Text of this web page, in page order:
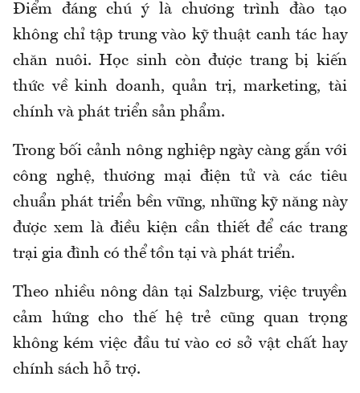
Điểm đáng chú ý là chương trình đào tạo
không chỉ tập trung vào kỹ thuật canh tác hay
chăn nuôi. Học sinh còn được trang bị kiến
thức về kinh doanh, quản trị, marketing, tài
chính và phát triển sản phẩm.
Trong bối cảnh nông nghiệp ngày càng gắn với
công nghệ, thương mại điện tử và các tiêu
chuẩn phát triển bền vững, những kỹ năng này
được xem là điều kiện cần thiết để các trang
trại gia đình có thể tồn tại và phát triển.
Theo nhiều nông dân tại Salzburg, việc truyền
cảm hứng cho thế hệ trẻ cũng quan trọng
không kém việc đầu tư vào cơ sở vật chất hay
chính sách hỗ trợ.